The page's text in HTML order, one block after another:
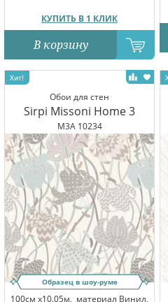
КУПИТЬ В 1 КЛИК
В корзину
Обои для стен
Sirpi Missoni Home 3
M3A 10234
Образец в шоу-руме
100см x10.05м, материал Винил,